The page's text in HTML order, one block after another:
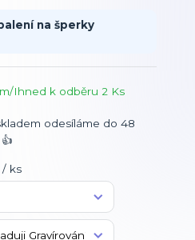
na šperky
Ihned k odběru 2 Ks
odesíláme do 48
/ ks